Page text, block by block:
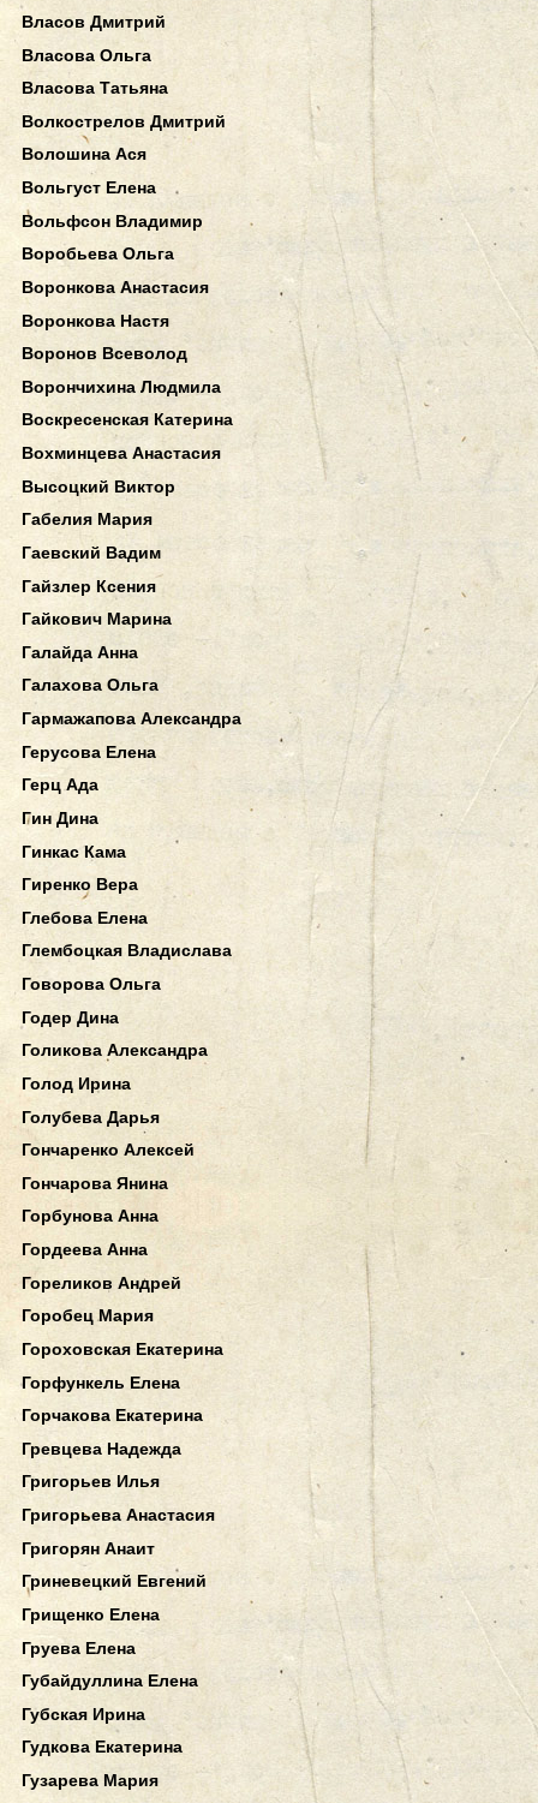
Власов Дмитрий
Власова Ольга
Власова Татьяна
Волкострелов Дмитрий
Волошина Ася
Вольгуст Елена
Вольфсон Владимир
Воробьева Ольга
Воронкова Анастасия
Воронкова Настя
Воронов Всеволод
Ворончихина Людмила
Воскресенская Катерина
Вохминцева Анастасия
Высоцкий Виктор
Габелия Мария
Гаевский Вадим
Гайзлер Ксения
Гайкович Марина
Галайда Анна
Галахова Ольга
Гармажапова Александра
Герусова Елена
Герц Ада
Гин Дина
Гинкас Кама
Гиренко Вера
Глебова Елена
Глембоцкая Владислава
Говорова Ольга
Годер Дина
Голикова Александра
Голод Ирина
Голубева Дарья
Гончаренко Алексей
Гончарова Янина
Горбунова Анна
Гордеева Анна
Гореликов Андрей
Горобец Мария
Гороховская Екатерина
Горфункель Елена
Горчакова Екатерина
Гревцева Надежда
Григорьев Илья
Григорьева Анастасия
Григорян Анаит
Гриневецкий Евгений
Грищенко Елена
Груева Елена
Губайдуллина Елена
Губская Ирина
Гудкова Екатерина
Гузарева Мария